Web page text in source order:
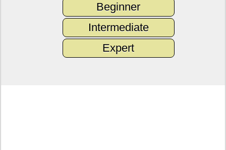
Beginner
Intermediate
Expert